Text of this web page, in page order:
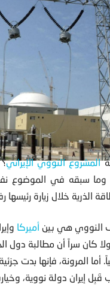
المشروع النووي الإيراني
وما سبقه في
الذرية خلال زيارة
النووي هي بين أميركا
كان سراً أن مطالبة دول
أما المرونة، فإنها بدت
إيران دولة نووية،